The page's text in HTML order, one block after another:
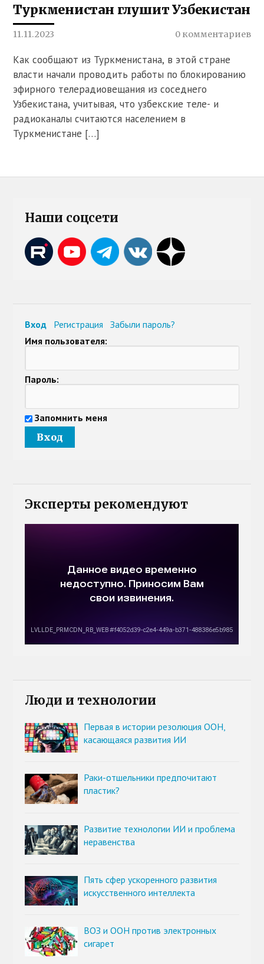
Туркменистан глушит Узбекистан
11.11.2023 0 комментариев
Как сообщают из Туркменистана, в этой стране
власти начали проводить работы по блокированию
эфирного телерадиовещания из соседнего
Узбекистана, учитывая, что узбекские теле- и
радиоканалы считаются населением в
Туркменистане […]
Наши соцсети
Вход Регистрация
Забыли пароль?
Имя пользователя:
Пароль:
Запомнить меня
Эксперты рекомендуют
Люди и технологии
Первая в истории резолюция ООН,
касающаяся развития ИИ
Раки-отшельники предпочитают
пластик?
Развитие технологии ИИ и проблема
неравенства
Пять сфер ускоренного развития
искусственного интеллекта
ВОЗ и ООН против электронных
сигарет